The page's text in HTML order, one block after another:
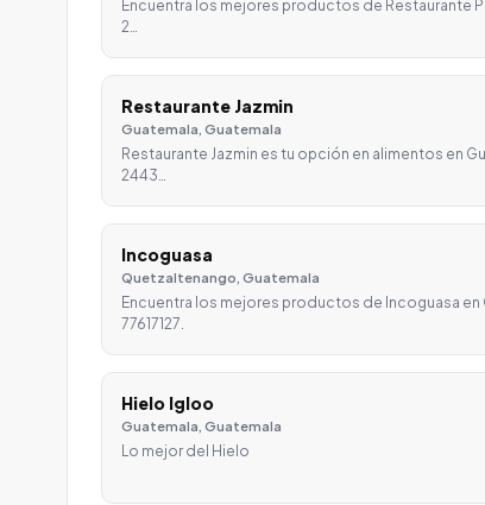
Encuentra los mejores productos de Restaurante
2…
Restaurante Jazmin
Guatemala, Guatemala
Restaurante Jazmin es tu opción en alimentos en
2443…
Incoguasa
Quetzaltenango, Guatemala
Encuentra los mejores productos de Incoguasa en
77617127.
Hielo Igloo
Guatemala, Guatemala
Lo mejor del Hielo